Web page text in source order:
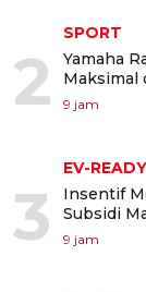
2
SPORT
Yamaha
Maksimal
9 jam
3
EV-READY
Insentif
Subsidi
9 jam